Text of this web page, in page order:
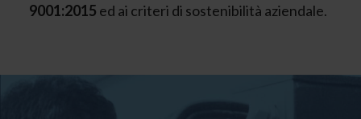
9001:2015 ed ai criteri di sostenibilità aziendale.